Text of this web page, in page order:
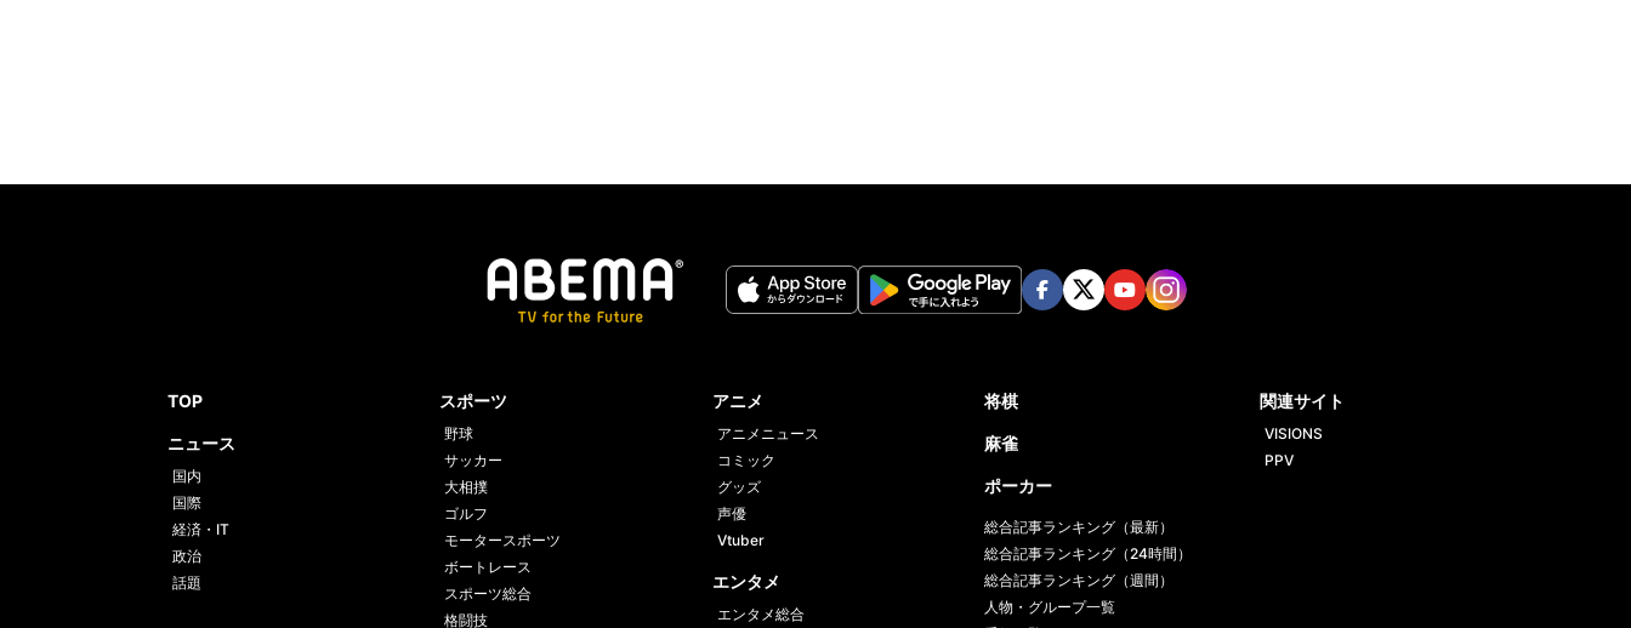
TOP
ニュース
国内
国際
経済・IT
政治
話題
スポーツ
野球
サッカー
大相撲
ゴルフ
モータースポーツ
ボートレース
スポーツ総合
格闘技
アニメ
アニメニュース
コミック
グッズ
声優
Vtuber
エンタメ
エンタメ総合
将棋
麻雀
ポーカー
総合記事ランキング（最新）
総合記事ランキング（24時間）
総合記事ランキング（週間）
人物・グループ一覧
関連サイト
VISIONS
PPV